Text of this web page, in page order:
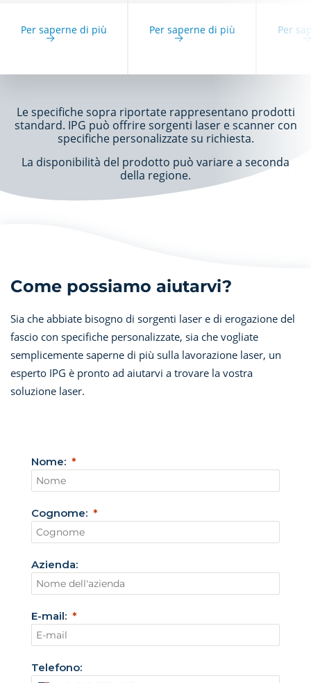
Per saperne di più Per saperne di più Per
Le specifiche sopra riportate rappresentano prodotti
standard. IPG può offrire sorgenti laser e scanner con
specifiche personalizzate su richiesta.
La disponibilità del prodotto può variare a seconda
della regione.
Come possiamo aiutarvi?
Sia che abbiate bisogno di sorgenti laser e di erogazione del
fascio con specifiche personalizzate, sia che vogliate
semplicemente saperne di più sulla lavorazione laser, un
esperto IPG è pronto ad aiutarvi a trovare la vostra
soluzione laser.
Nome:
Cognome:
Azienda:
E-mail:
Telefono: